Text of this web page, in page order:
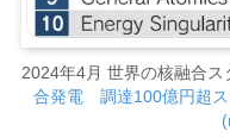
2024年4月 世界の核融合ス
合発電 調達100億円超ス